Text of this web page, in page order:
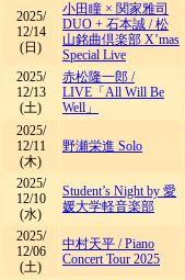
2025/
12/14
(日)
小田瞳 × 関家雅司
DUO + 石本誠 /松
山銘曲倶楽部 X’mas
Special Live
2025/
12/13
(土)
赤松隆一郎 /
LIVE「All Will Be
Well」
2025/
12/11
(木)
野瀬栄進 Solo
2025/
12/10
(水)
Student’s Night by 愛
媛大学軽音楽部
2025/
12/06
(土)
中村天平 /Piano
Concert Tour 2025